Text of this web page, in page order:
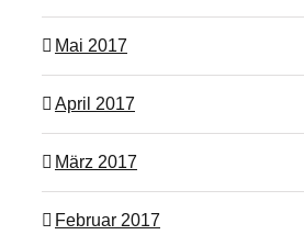
Mai 2017
April 2017
März 2017
Februar 2017